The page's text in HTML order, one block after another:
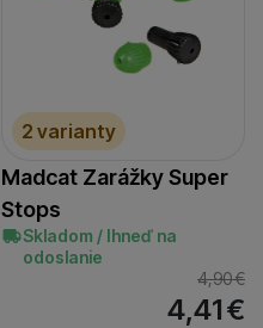
2 varianty
Madcat Zarážky Super
Stops
Skladom / Ihneď na
odoslanie
4,90€
4,41€